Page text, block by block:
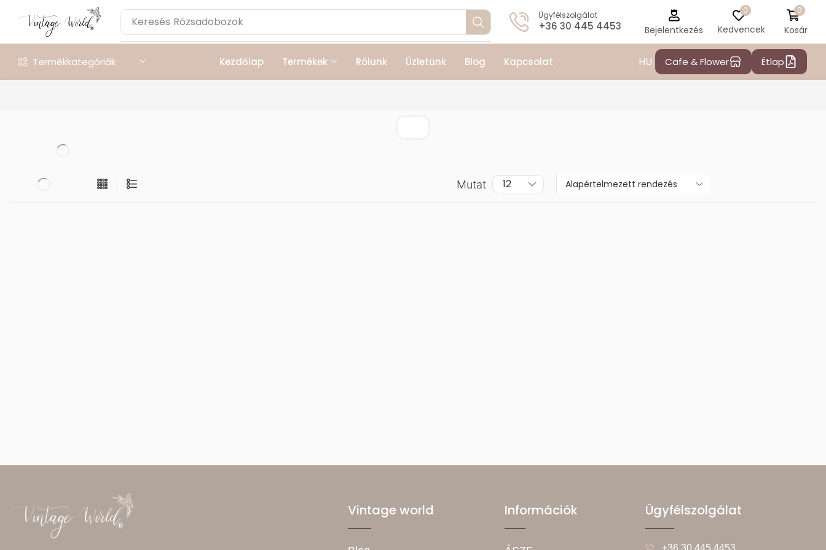
Keresés Rózsadobozok Ügyfélszolgálat
+36 30 445 4453 Bejelentkezés
0
Kedvencek
0
Kosár
Termékkategóriák Kezdőlap Termékek Rólunk Üzletünk Blog Kapcsolat HU Cafe & Flower Étlap
Mutat
Vintage world Információk Ügyfélszolgálat
+36 30 445 4453